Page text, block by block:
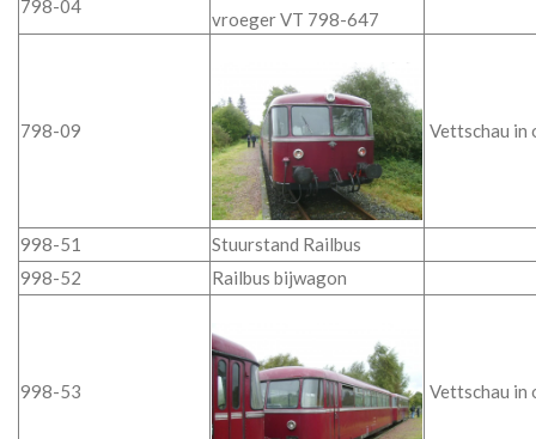
798-04
vroeger VT 798-647
798-09 Vettschau in
998-51
Stuurstand Railbus
998-52
Railbus bijwagon
998-53 Vettschau in